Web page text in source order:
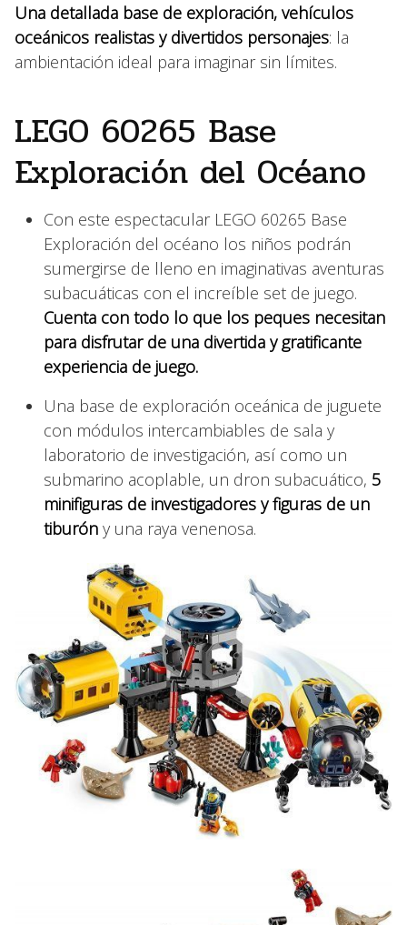
Una detallada base de exploración, vehículos
oceánicos realistas y divertidos personajes: la
ambientación ideal para imaginar sin límites.
LEGO 60265 Base
Exploración del Océano
Con este espectacular LEGO 60265 Base
Exploración del océano los niños podrán
sumergirse de lleno en imaginativas aventuras
subacuáticas con el increíble set de juego.
Cuenta con todo lo que los peques necesitan
para disfrutar de una divertida y gratificante
experiencia de juego.
Una base de exploración oceánica de juguete
con módulos intercambiables de sala y
laboratorio de investigación, así como un
submarino acoplable, un dron subacuático, 5
minifiguras de investigadores y figuras de un
tiburón y una raya venenosa.